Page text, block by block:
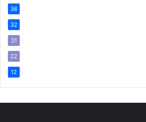
38
32
31
22
12